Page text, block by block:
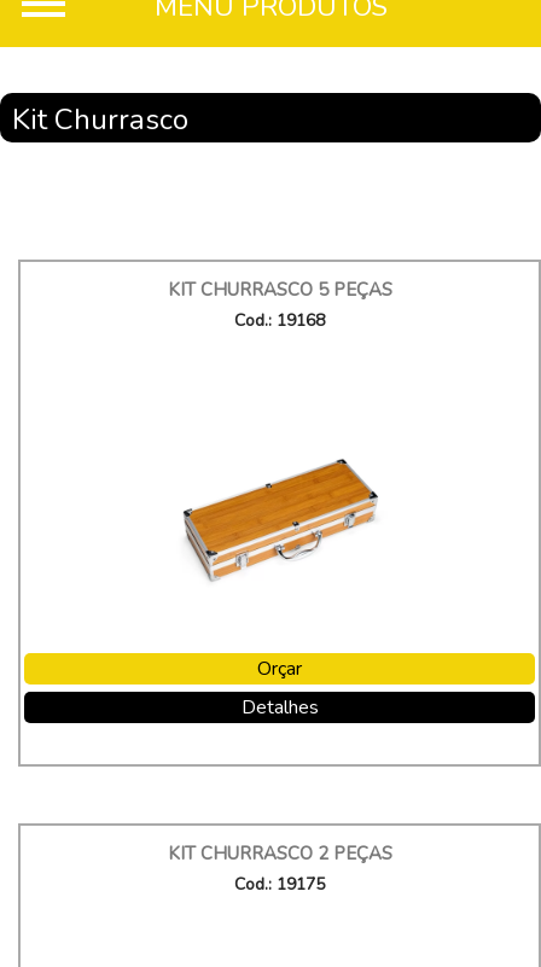
Kit Churrasco
KIT CHURRASCO 5 PEÇAS
Cod.: 19168
Orçar
Detalhes
KIT CHURRASCO 2 PEÇAS
Cod.: 19175